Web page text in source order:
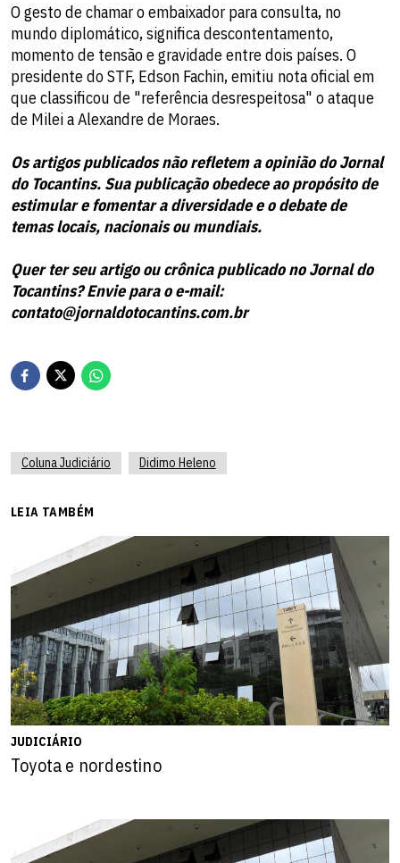
O gesto de chamar o embaixador para consulta, no
mundo diplomático, significa descontentamento,
momento de tensão e gravidade entre dois países. O
presidente do STF, Edson Fachin, emitiu nota oficial em
que classificou de "referência desrespeitosa" o ataque
de Milei a Alexandre de Moraes.
Os artigos publicados não refletem a opinião do Jornal
do Tocantins. Sua publicação obedece ao propósito de
estimular e fomentar a diversidade e o debate de
temas locais, nacionais ou mundiais.
Quer ter seu artigo ou crônica publicado no Jornal do
Tocantins? Envie para o e-mail:
contato@jornaldotocantins.com.br
Coluna Judiciário Didimo Heleno
LEIA TAMBÉM
JUDICIÁRIO
Toyota e nordestino